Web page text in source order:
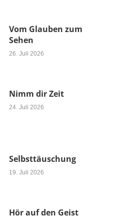
Vom Glauben zum
Sehen
26. Juli 2026
Nimm dir Zeit
24. Juli 2026
Selbsttäuschung
19. Juli 2026
Hör auf den Geist